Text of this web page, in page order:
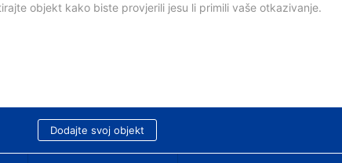
objekt kako biste provjerili jesu li primili vaše otkazivanje.
Dodajte svoj objekt